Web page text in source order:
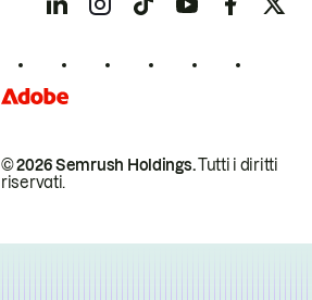
© 2026 Semrush Holdings.Tutti i diritti
riservati.